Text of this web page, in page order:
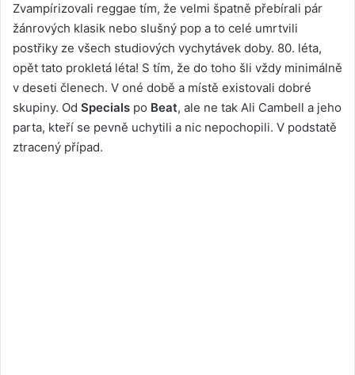
Zvampírizovali reggae tím, že velmi špatně přebírali pár
žánrových klasik nebo slušný pop a to celé umrtvili
postřiky ze všech studiových vychytávek doby. 80. léta,
opět tato prokletá léta! S tím, že do toho šli vždy minimálně
v deseti členech. V oné době a místě existovali dobré
skupiny. Od Specials po Beat, ale ne tak Ali Cambell a jeho
parta, kteří se pevně uchytili a nic nepochopili. V podstatě
ztracený případ.